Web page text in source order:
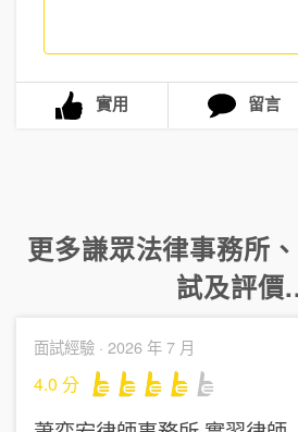
實用 留言
更多謙眾法律事務所 、
試及評價
面試經驗 · 2026 年 7 月
4.0 分